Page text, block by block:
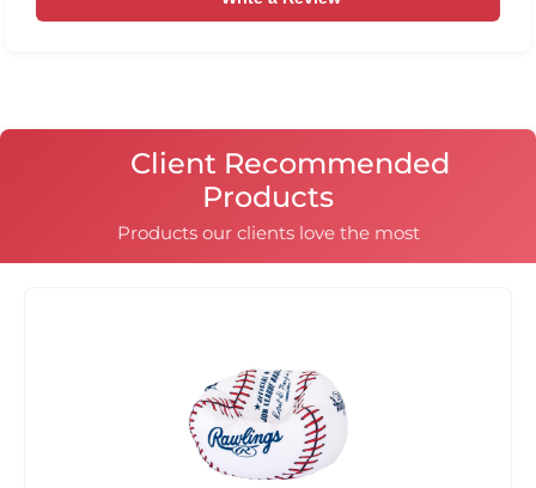
Единствено моделите Възглавница 180х140 и
Client Recommended
Products
Products our clients love the most